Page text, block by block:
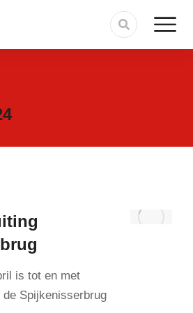
is tot en met
Spijkenisserbrug